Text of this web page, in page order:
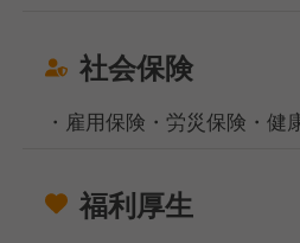
社会保険
・雇用保険・労災保険・健
福利厚生